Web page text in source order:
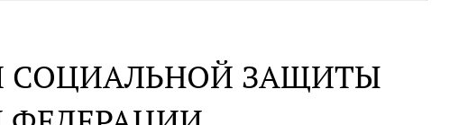
СОЦИАЛЬНОЙ ЗАЩИТЫ